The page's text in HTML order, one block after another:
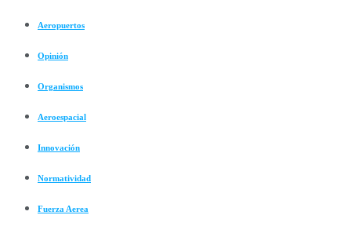
Aeropuertos
Opinión
Organismos
Aeroespacial
Innovación
Normatividad
Fuerza Aerea